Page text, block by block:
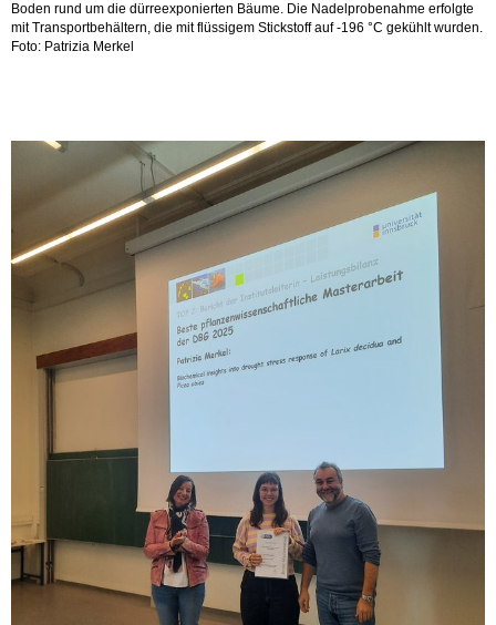
Boden rund um die dürreexponierten Bäume. Die Nadelprobenahme erfolgte
mit Transportbehältern, die mit flüssigem Stickstoff auf -196 °C gekühlt wurden.
Foto: Patrizia Merkel